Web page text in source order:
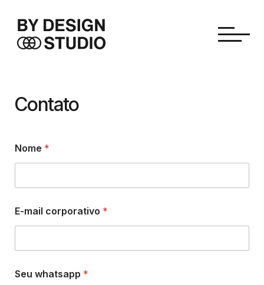
Contato
Nome *
E-mail corporativo *
Seu whatsapp *